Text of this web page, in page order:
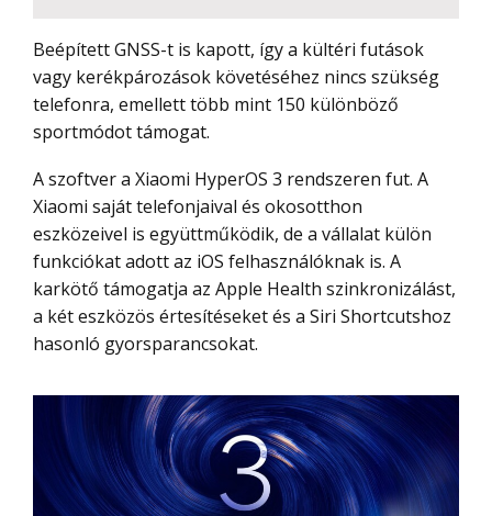
Beépített GNSS-t is kapott, így a kültéri futások
vagy kerékpározások követéséhez nincs szükség
telefonra, emellett több mint 150 különböző
sportmódot támogat.
A szoftver a Xiaomi HyperOS 3 rendszeren fut. A
Xiaomi saját telefonjaival és okosotthon
eszközeivel is együttműködik, de a vállalat külön
funkciókat adott az iOS felhasználóknak is. A
karkötő támogatja az Apple Health szinkronizálást,
a két eszközös értesítéseket és a Siri Shortcutshoz
hasonló gyorsparancsokat.